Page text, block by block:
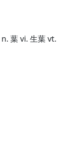
葉 vi. 生葉 vt.